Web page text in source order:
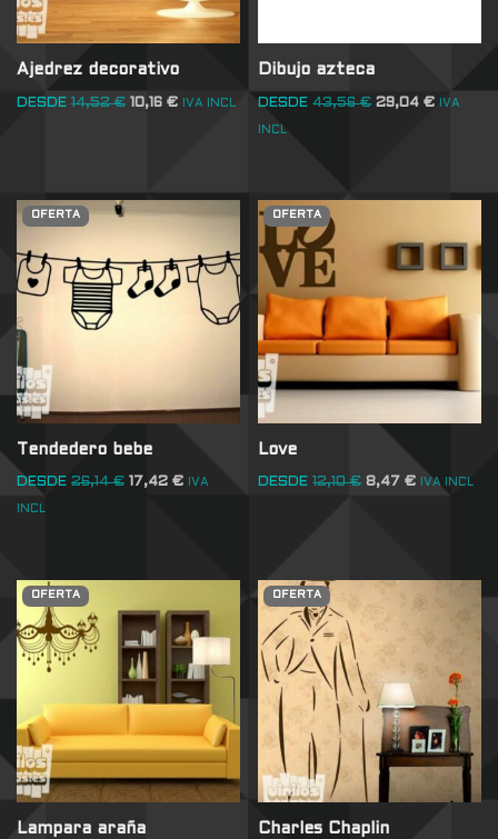
Ajedrez decorativo
DESDE 14,52€ 10,16 € IVA INCL
Dibujo azteca
DESDE 43,56€ 29,04€ IVA
INCL
OFERTA
Tendedero bebe
DESDE 26,14€ 17,42 € IVA
INCL
OFERTA
Love
DESDE 12,10€ 8,47€ IVA INCL
OFERTA
Lampara araña
OFERTA
Charles Chaplin